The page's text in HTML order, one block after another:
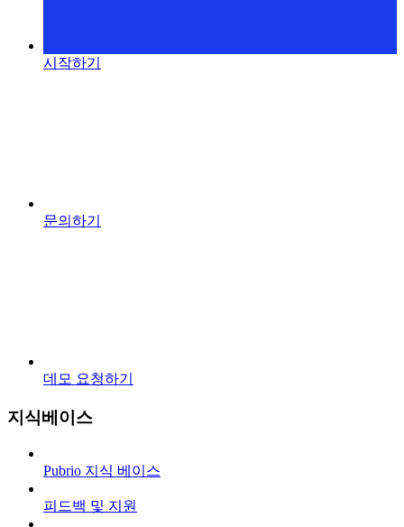
시작하기
문의하기
데모 요청하기
지식베이스
Pubrio 지식 베이스
피드백 및 지원